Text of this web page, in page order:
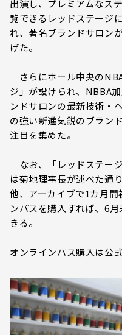
出演し、プレミアムなス
覧できるレッドステージ
れ、著名ブランドサロン
げた。
さらにホール中央の
ジ」が設けられ、NBBA
ンドサロンの最新技術・
の強い新進気鋭のブラン
注目を集めた。
なお、「レッドステー
は菊地理事長が述べた通
他、アーカイブで1カ月
ンパスを購入すれば、6
きる。
オンラインパス購入は公